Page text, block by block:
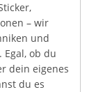
– wir
und
ob du
dein eigenes
du es